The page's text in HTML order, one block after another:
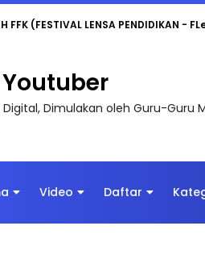
FFK (FESTIVAL LENSA PENDIDIKAN -
Digital, Dimulakan oleh Guru-Guru
Video Daftar